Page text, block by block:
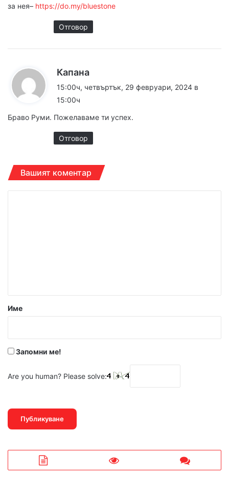
за нея– https://do.my/bluestone
Отговор
Капана
:
15:00ч, четвъртък, 29 февруари, 2024 в
15:00ч
Браво Руми. Пожелаваме ти успех.
Отговор
Вашият коментар
р
Име
Запомни ме!
Are you human? Please solve: